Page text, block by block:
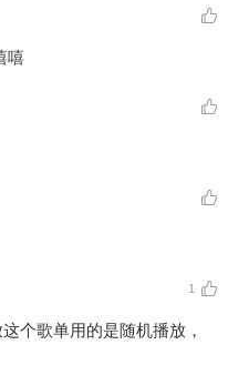
嘻
1
个歌单用的是随机播放，